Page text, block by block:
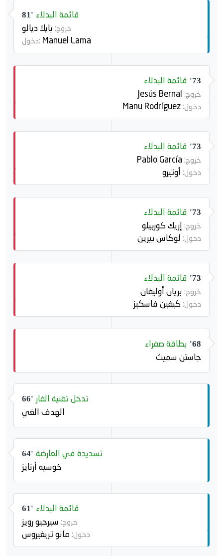
81' قائمة البدلاء
خروج: بايلا ديالو
دخول: Manuel Lama
73' قائمة البدلاء
خروج:
دخول:
73' قائمة البدلاء
خروج:
دخول: أوتيرو
73' قائمة البدلاء
خروج: إريك كوربيلو
دخول: لوكاس بيرين
73' قائمة البدلاء
خروج: بريان أوليفان
دخول:كيفين فاسكيز
68' بطاقة صفراء
جاستن سميث
66' تدخل تقنية الفار
الهدف الغي
64' تسديدة في العارضة
خوسيه أرنايز
61' قائمة البدلاء
خروج: سيرجيو رويز
دخول: مانو تريغيروس